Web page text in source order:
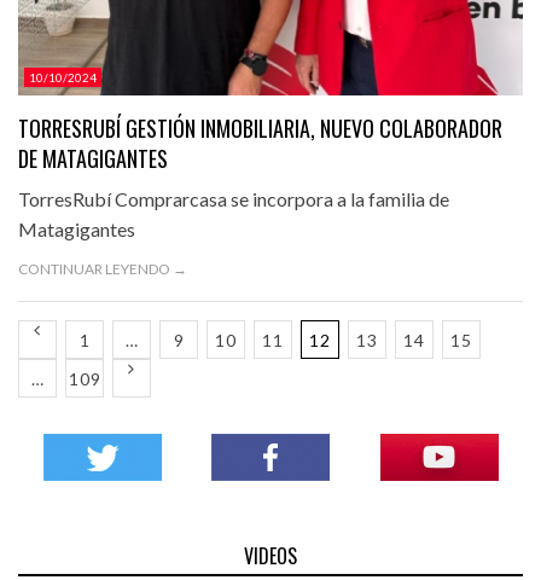
10/10/2024
TORRESRUBÍ GESTIÓN INMOBILIARIA, NUEVO COLABORADOR
DE MATAGIGANTES
TorresRubí Comprarcasa se incorpora a la familia de
Matagigantes
CONTINUAR LEYENDO →
1 … 9 10 11 12 13 14
15
…
109
VIDEOS